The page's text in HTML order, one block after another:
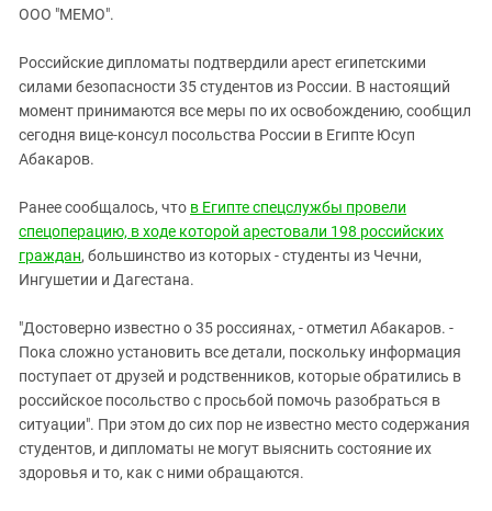
ИНАКОМЫСЛИЕ В ЧЕЧНЕ
ПРЕСЛЕДОВАНИЕ АКТИВИСТОВ
МОБИЛИЗАЦИЯ И ПРОТЕСТЫ
Дагестан
Ингушетия
Кабардино-Балкария
Калмыкия
Карачаево-Черкесия
Российская Федерация
Ростовская область
Северная Осетия - Алания
СКФО
Ставропольский край
Чечня
Южная Осетия
ООО "МЕМО".
Российские дипломаты подтвердили арест египетскими
силами безопасности 35 студентов из России. В настоящий
момент принимаются все меры по их освобождению, сообщил
сегодня вице-консул посольства России в Египте Юсуп
Абакаров.
Ранее сообщалось, что в Египте спецслужбы провели
спецоперацию, в ходе которой арестовали 198 российских
граждан, большинство из которых - студенты из Чечни,
Ингушетии и Дагестана.
"Достоверно известно о 35 россиянах, - отметил Абакаров. -
Пока сложно установить все детали, поскольку информация
поступает от друзей и родственников, которые обратились в
российское посольство с просьбой помочь разобраться в
ситуации". При этом до сих пор не известно место содержания
студентов, и дипломаты не могут выяснить состояние их
здоровья и то, как с ними обращаются.